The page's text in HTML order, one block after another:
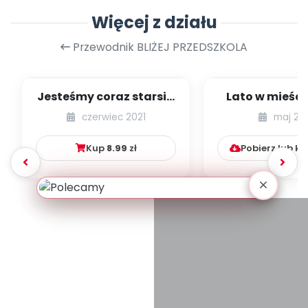
Więcej z działu
Przewodnik BLIŻEJ PRZEDSZKOLA
Jesteśmy coraz starsi -
zestaw
czerwiec 2021
Kup 8.99 zł
Lato w
dzieci
numer
maj
Pobierz lub